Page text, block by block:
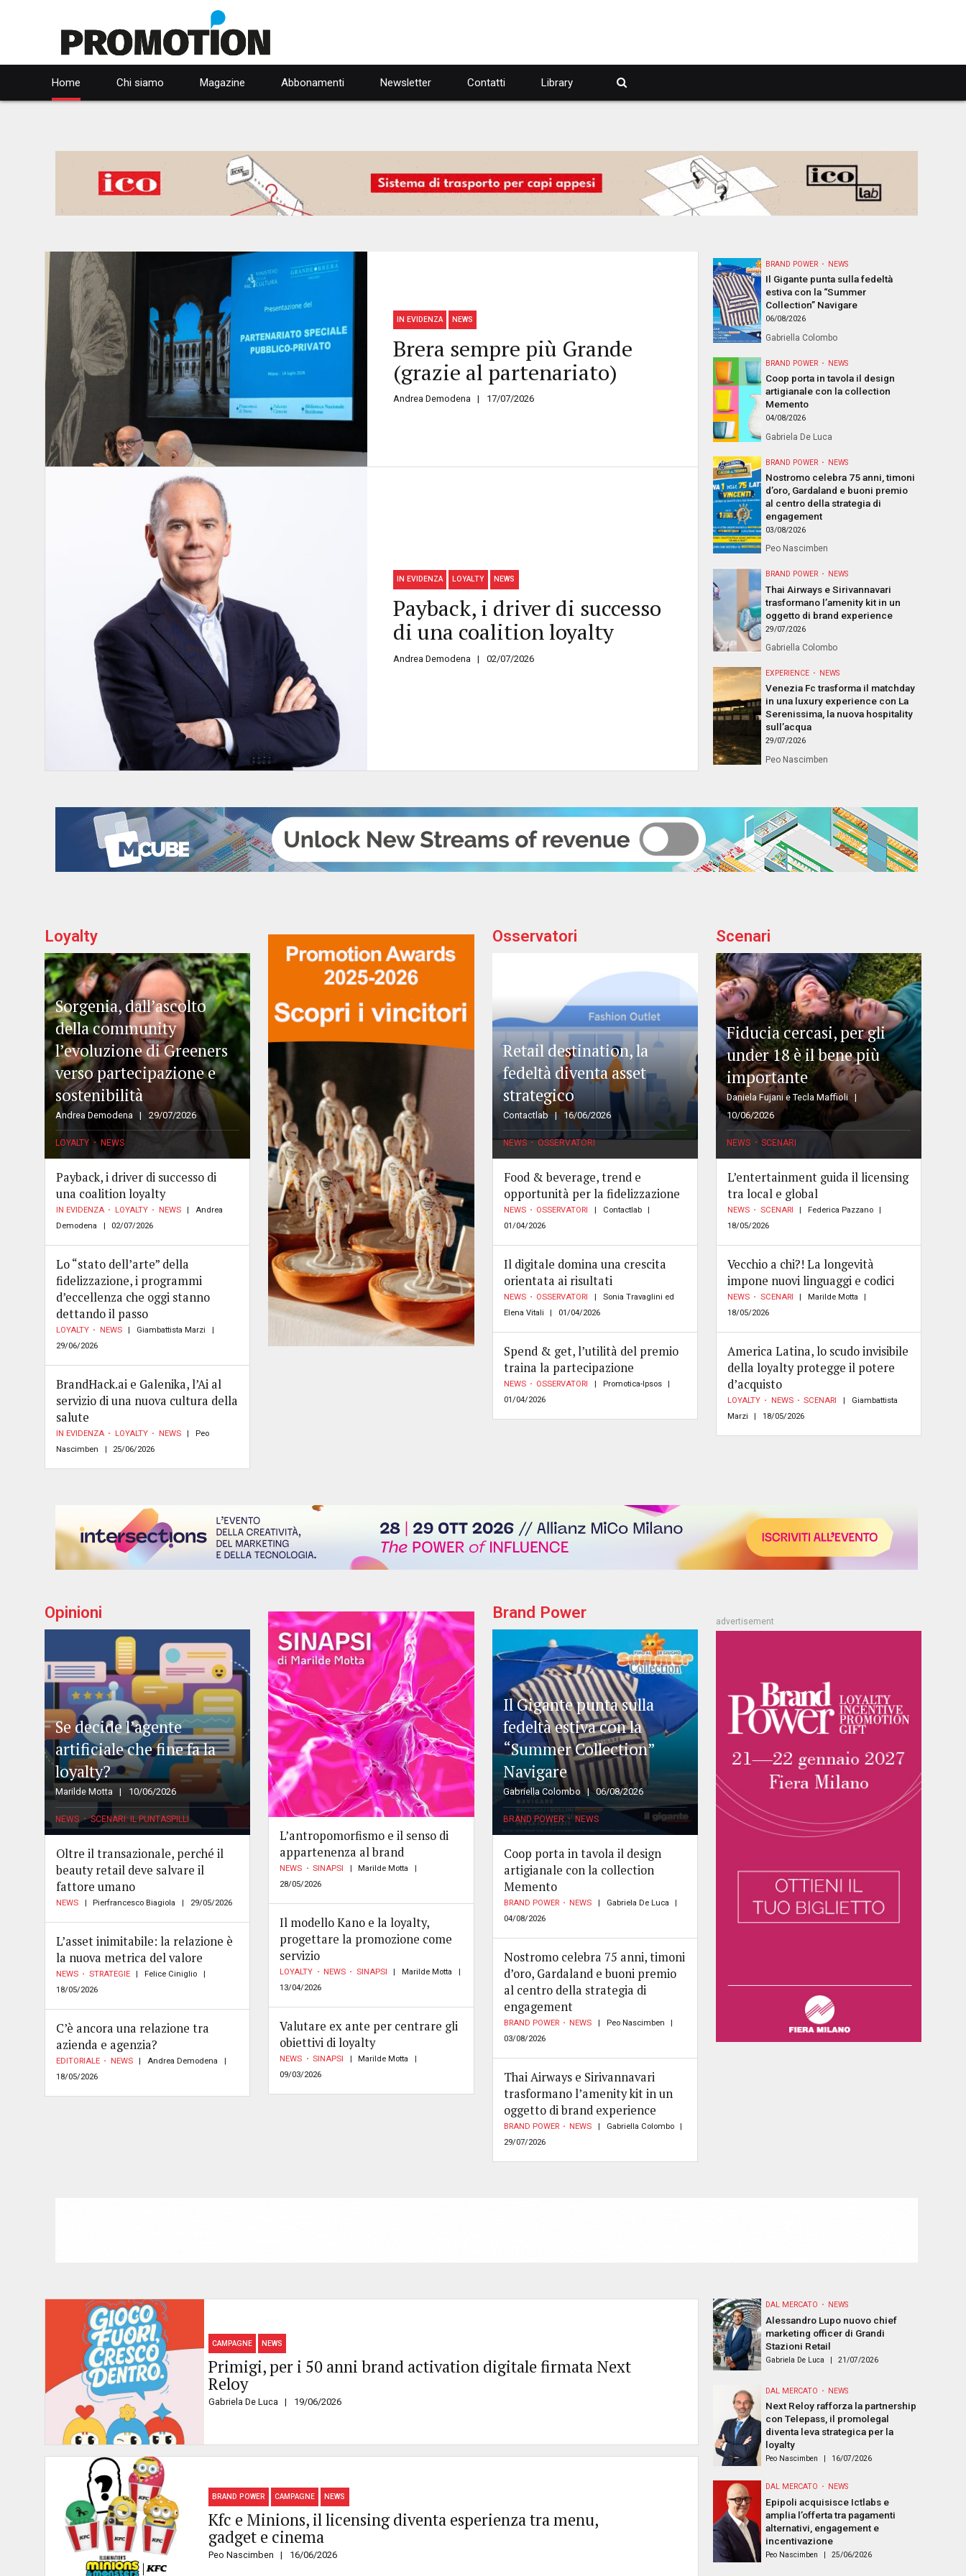
Home Chi siamo Magazine Abbonamenti Newsletter Contatti Library
IN EVIDENZA NEWS
Brera sempre più Grande
(grazie al partenariato)
Andrea Demodena 17/07/2026
IN EVIDENZA LOYALTY NEWS
Payback, i driver di successo
di una coalition loyalty
Andrea Demodena 02/07/2026
BRAND POWER NEWS
Il Gigante punta sulla fedeltà
estiva con la “Summer
Collection” Navigare
06/08/2026
Gabriella Colombo
BRAND POWER NEWS
Coop porta in tavola il design
artigianale con la collection
Memento
04/08/2026
Gabriela De Luca
BRAND POWER NEWS
Nostromo celebra 75 anni, timoni
d’oro, Gardaland e buoni premio
al centro della strategia di
engagement
03/08/2026
Peo Nascimben
BRAND POWER NEWS
Thai Airways e Sirivannavari
trasformano l’amenity kit in un
oggetto di brand experience
29/07/2026
Gabriella Colombo
EXPERIENCE NEWS
Venezia Fc trasforma il matchday
in una luxury experience con La
Serenissima, la nuova hospitality
sull’acqua
29/07/2026
Peo Nascimben
Loyalty
Sorgenia, dall’ascolto
della community
l’evoluzione di Greeners
verso partecipazione e
sostenibilità
Andrea Demodena 29/07/2026
LOYALTY NEWS
Payback, i driver di successo di
una coalition loyalty
IN EVIDENZA LOYALTY NEWS
Andrea
Demodena
02/07/2026
Lo “stato dell’arte” della
fidelizzazione, i programmi
d’eccellenza che oggi stanno
dettando il passo
LOYALTY NEWS
Giambattista Marzi
29/06/2026
BrandHack.ai e Galenika, l’Ai al
servizio di una nuova cultura della
salute
IN EVIDENZA LOYALTY NEWS
Peo
Nascimben
25/06/2026
Osservatori
Retail destination, la
fedeltà diventa asset
strategico
Contactlab 16/06/2026
NEWS OSSERVATORI
Food & beverage, trend e
opportunità per la fidelizzazione
NEWS OSSERVATORI
Contactlab
01/04/2026
Il digitale domina una crescita
orientata ai risultati
NEWS OSSERVATORI
Sonia Travaglini ed
Elena Vitali
01/04/2026
Spend & get, l’utilità del premio
traina la partecipazione
NEWS OSSERVATORI
Promotica-Ipsos
01/04/2026
Scenari
Fiducia cercasi, per gli
under 18 è il bene più
importante
Daniela Fujani e Tecla Maffioli
10/06/2026
NEWS SCENARI
L’entertainment guida il licensing
tra local e global
NEWS SCENARI
Federica Pazzano
18/05/2026
Vecchio a chi?! La longevità
impone nuovi linguaggi e codici
NEWS SCENARI
Marilde Motta
18/05/2026
America Latina, lo scudo invisibile
della loyalty protegge il potere
d’acquisto
LOYALTY NEWS SCENARI
Giambattista
Marzi
18/05/2026
Opinioni
Se decide l’agente
artificiale che fine fa la
loyalty?
Marilde Motta 10/06/2026
NEWS SCENARI: IL PUNTASPILLI
Oltre il transazionale, perché il
beauty retail deve salvare il
fattore umano
NEWS Pierfrancesco Biagiola 29/05/2026
L’asset inimitabile: la relazione è
la nuova metrica del valore
NEWS STRATEGIE
Felice Ciniglio
18/05/2026
C’è ancora una relazione tra
azienda e agenzia?
EDITORIALE NEWS
Andrea Demodena
18/05/2026
L’antropomorfismo e il senso di
appartenenza al brand
NEWS SINAPSI
Marilde Motta
28/05/2026
Il modello Kano e la loyalty,
progettare la promozione come
servizio
LOYALTY NEWS SINAPSI
Marilde Motta
13/04/2026
Valutare ex ante per centrare gli
obiettivi di loyalty
NEWS SINAPSI
Marilde Motta
09/03/2026
Brand Power
Il Gigante punta sulla
fedeltà estiva con la
“Summer Collection”
Navigare
Gabriella Colombo 06/08/2026
BRAND POWER NEWS
Coop porta in tavola il design
artigianale con la collection
Memento
BRAND POWER NEWS
Gabriela De Luca
04/08/2026
Nostromo celebra 75 anni, timoni
d’oro, Gardaland e buoni premio
al centro della strategia di
engagement
BRAND POWER NEWS
Peo Nascimben
03/08/2026
Thai Airways e Sirivannavari
trasformano l’amenity kit in un
oggetto di brand experience
BRAND POWER NEWS
Gabriella Colombo
29/07/2026
advertisement
CAMPAGNE NEWS
Primigi, per i 50 anni brand activation digitale firmata Next
Reloy
Gabriela De Luca 19/06/2026
BRAND POWER CAMPAGNE NEWS
Kfc e Minions, il licensing diventa esperienza tra menu,
gadget e cinema
Peo Nascimben 16/06/2026
DAL MERCATO NEWS
Alessandro Lupo nuovo chief
marketing officer di Grandi
Stazioni Retail
Gabriela De Luca 21/07/2026
DAL MERCATO NEWS
Next Reloy rafforza la partnership
con Telepass, il promolegal
diventa leva strategica per la
loyalty
Peo Nascimben 16/07/2026
DAL MERCATO NEWS
Epipoli acquisisce Ictlabs e
amplia l’offerta tra pagamenti
alternativi, engagement e
incentivazione
Peo Nascimben 25/06/2026